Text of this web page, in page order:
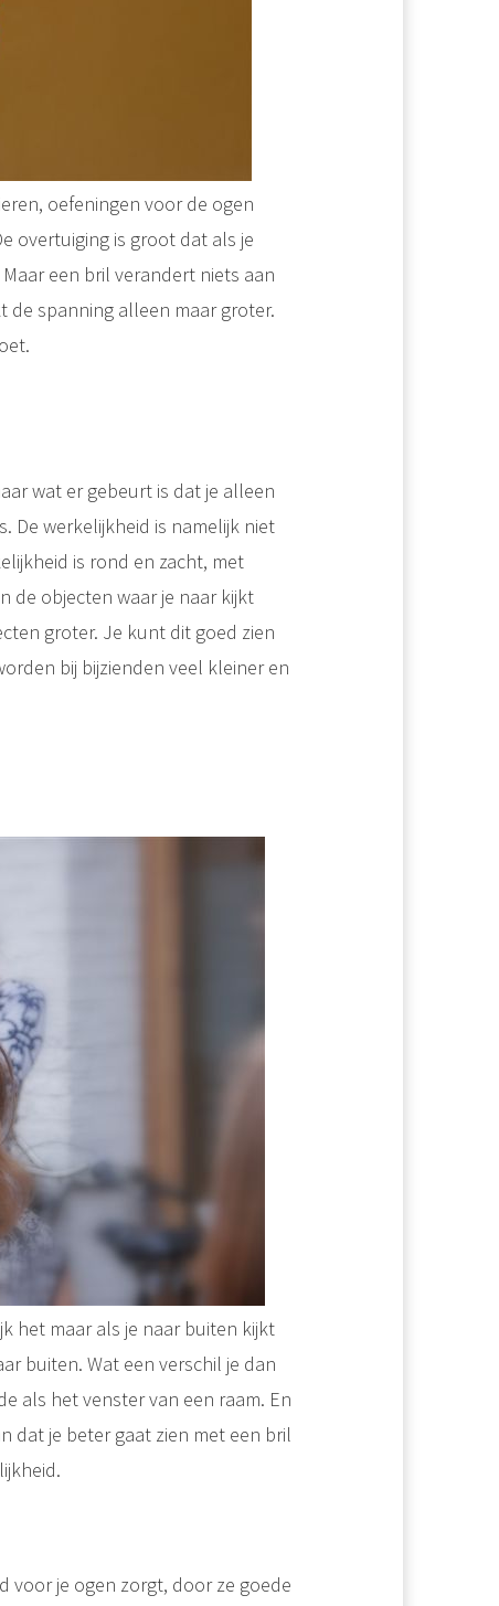
oefeningen voor de ogen
overtuiging is groot dat als je
een bril verandert niets aan
de spanning alleen maar groter.
wat er gebeurt is dat je alleen
De werkelijkheid is namelijk niet
is rond en zacht, met
de objecten waar je naar kijkt
groter. Je kunt dit goed zien
bij bijzienden veel kleiner en
het maar als je naar buiten kijkt
buiten. Wat een verschil je dan
als het venster van een raam. En
dat je beter gaat zien met een bril
voor je ogen zorgt, door ze goede